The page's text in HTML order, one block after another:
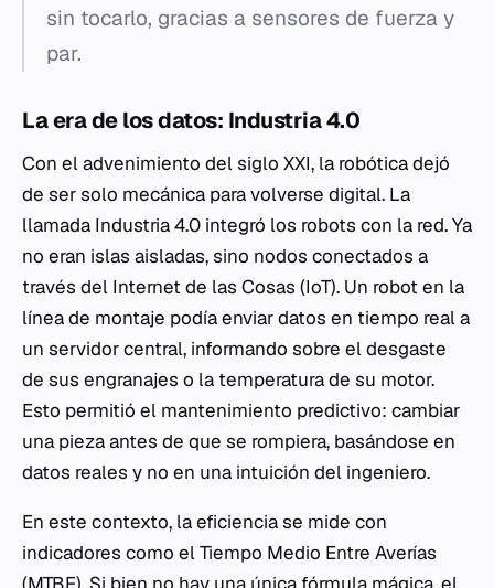
sin tocarlo, gracias a sensores de fuerza y
par.
La era de los datos: Industria 4.0
Con el advenimiento del siglo XXI, la robótica dejó
de ser solo mecánica para volverse digital. La
llamada Industria 4.0 integró los robots con la red. Ya
no eran islas aisladas, sino nodos conectados a
través del Internet de las Cosas (IoT). Un robot en la
línea de montaje podía enviar datos en tiempo real a
un servidor central, informando sobre el desgaste
de sus engranajes o la temperatura de su motor.
Esto permitió el mantenimiento predictivo: cambiar
una pieza antes de que se rompiera, basándose en
datos reales y no en una intuición del ingeniero.
En este contexto, la eficiencia se mide con
indicadores como el Tiempo Medio Entre Averías